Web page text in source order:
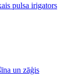
pulsa irigators
un zāģis